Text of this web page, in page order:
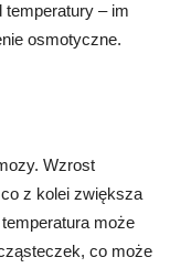
– im
osmotyczne.
Wzrost
z kolei zwiększa
może
co może